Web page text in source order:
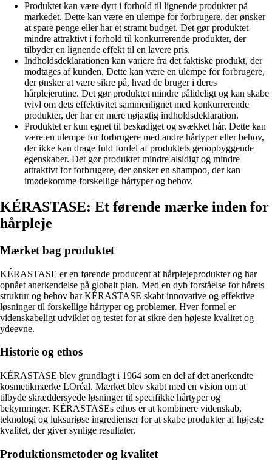
Produktet kan være dyrt i forhold til lignende produkter på
markedet. Dette kan være en ulempe for forbrugere, der ønsker
at spare penge eller har et stramt budget. Det gør produktet
mindre attraktivt i forhold til konkurrerende produkter, der
tilbyder en lignende effekt til en lavere pris.
Indholdsdeklarationen kan variere fra det faktiske produkt, der
modtages af kunden. Dette kan være en ulempe for forbrugere,
der ønsker at være sikre på, hvad de bruger i deres
hårplejerutine. Det gør produktet mindre pålideligt og kan skabe
tvivl om dets effektivitet sammenlignet med konkurrerende
produkter, der har en mere nøjagtig indholdsdeklaration.
Produktet er kun egnet til beskadiget og svækket hår. Dette kan
være en ulempe for forbrugere med andre hårtyper eller behov,
der ikke kan drage fuld fordel af produktets genopbyggende
egenskaber. Det gør produktet mindre alsidigt og mindre
attraktivt for forbrugere, der ønsker en shampoo, der kan
imødekomme forskellige hårtyper og behov.
KÉRASTASE: Et førende mærke inden for
hårpleje
Mærket bag produktet
KÉRASTASE er en førende producent af hårplejeprodukter og har
opnået anerkendelse på globalt plan. Med en dyb forståelse for hårets
struktur og behov har KÉRASTASE skabt innovative og effektive
løsninger til forskellige hårtyper og problemer. Hver formel er
videnskabeligt udviklet og testet for at sikre den højeste kvalitet og
ydeevne.
Historie og ethos
KÉRASTASE blev grundlagt i 1964 som en del af det anerkendte
kosmetikmærke LOréal. Mærket blev skabt med en vision om at
tilbyde skræddersyede løsninger til specifikke hårtyper og
bekymringer. KÉRASTASEs ethos er at kombinere videnskab,
teknologi og luksuriøse ingredienser for at skabe produkter af højeste
kvalitet, der giver synlige resultater.
Produktionsmetoder og kvalitet